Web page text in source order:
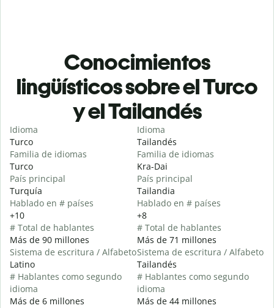
Conocimientos
lingüísticos sobre el Turco
y el Tailandés
Idioma
Turco
Familia de idiomas
Turco
País principal
Turquía
Hablado en # países
+10
# Total de hablantes
Más de 90 millones
Sistema de escritura / Alfabeto
Latino
# Hablantes como segundo
idioma
Más de 6 millones
Idioma
Tailandés
Familia de idiomas
Kra-Dai
País principal
Tailandia
Hablado en # países
+8
# Total de hablantes
Más de 71 millones
Sistema de escritura / Alfabeto
Tailandés
# Hablantes como segundo
idioma
Más de 44 millones